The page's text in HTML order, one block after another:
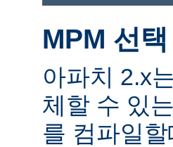
MPM 선택
아파치 2.x
체할 수 있
를 컴파일